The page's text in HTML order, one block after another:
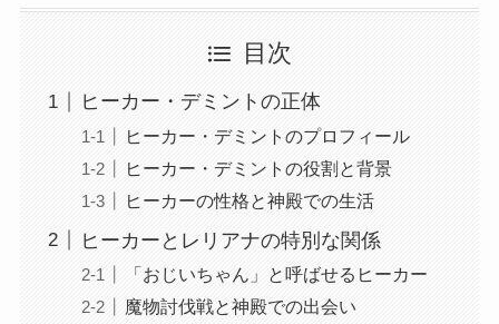
目次
ヒーカー・デミントの正体
ヒーカー・デミントのプロフィール
ヒーカー・デミントの役割と背景
ヒーカーの性格と神殿での生活
ヒーカーとレリアナの特別な関係
「おじいちゃん」と呼ばせるヒーカー
魔物討伐戦と神殿での出会い